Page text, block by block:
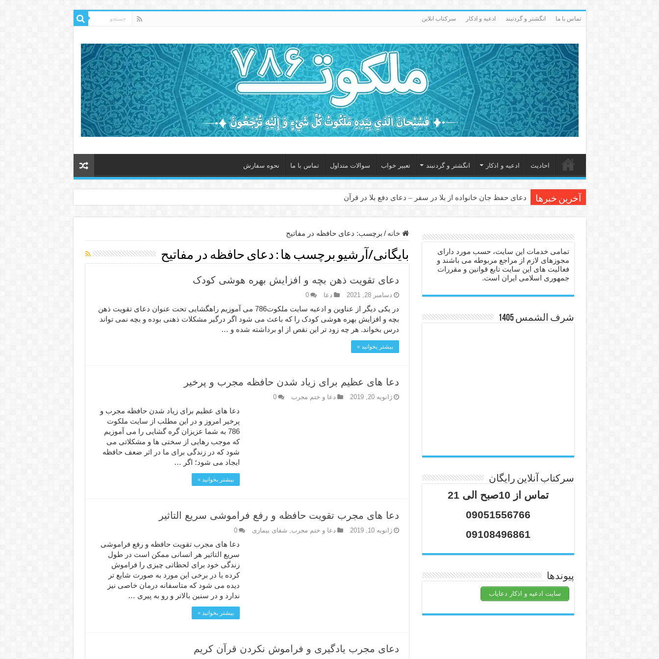
تماس با ما انگشتر و گردنبند ادعيه و اذكار سرکتاب انلاین
احاديث ادعيه و اذكار انگشتر و گردنبند تعبیر خواب سوالات متداول تماس با ما نحوه سفارش
آخرین خبرها دعای حفظ جان خانواده از بلا در سفر – دعای دفع بلا در قرآن
دعا برای عاشق شدن طرف مقابل – عاشق کردن طرف مقابل از راه دور
دعای حفظ جان عزیزان از بلا در سفر – دعا برای رفع حوادث بد روزانه
انواع ذکرهای الهی و خواص آن – مجرب ترین ذکرها برای برآوردن حاجات
دعای روزی و رفع فقر – دعای مجرب برای گشایش مالی و برکت در کار
دعای قوی برای حاجات دنیا و آخرت – حاجت روایی و رفع مشکلات
ختم سوره تکاثر برای جذب ثروت – خواص و برکات سوره تکاثر
دعا قدرت و توانمندی – دعا برای افزایش انرژی بدن و قدرت بازو
دعای ابودردا برای در امان ماندن از بلا – دعای ایمنی از سوختن
خانه / برچسب: دعای حافظه در مفاتیح
بایگانی/آرشیو برچسب ها : دعای حافظه در مفاتیح
دعای تقویت ذهن بچه و افزایش بهره هوشی کودک
دسامبر 28, 2021 دعا 0
در یکی دیگر از عناوین و ادعیه سایت ملکوت786 می آموزیم راهگشایی تحت عنوان دعای تقویت ذهن
بچه و افزایش بهره هوشی کودک را که باعث می شود اگر درگیر مشکلات ذهنی بوده و بچه نمی تواند
درس بخواند. هر چه زود تر این نقص از او برداشته شده و …
بیشتر بخوانید »
دعا های عظیم برای زیاد شدن حافظه مجرب و پرخیر
ژانویه 20, 2019 دعا و ختم مجرب 0
دعا های عظیم برای زیاد شدن حافظه مجرب و
پرخیر امروز و در این مطلب از سایت ملکوت
786 به شما عزیزان گره گشایی را می آموزیم
که موجب رهایی از سختی ها و مشکلاتی می
شود که در زندگی برای ما در اثر ضعف حافظه
ایجاد می شود؛ اگر …
بیشتر بخوانید »
دعا های مجرب تقویت حافظه و رفع فراموشی سریع التاثیر
ژانویه 10, 2019 دعا و ختم مجرب شفای بیماری 0
دعا های مجرب تقویت حافظه و رفع فراموشی
سریع التاثیر هر انسانی ممکن است در طول
زندگی خود برای لحظاتی چیزی را فراموش
کرده یا در برخی این مورد به صورت شایع تر
دیده می شود که متاسفانه درمان خاصی نیز
ندارد و در سنین بالاتر و رو به پیری …
بیشتر بخوانید »
دعای مجرب یادگیری و فراموش نکردن قرآن کریم
تمامی خدمات این سایت، حسب مورد دارای
مجوزهای لازم از مراجع مربوطه می باشند و
فعالیت های این سایت تابع قوانین و مقررات
جمهوری اسلامی ایران است.
شرف الشمس 1405
سرکتاب آنلاین رایگان
تماس از 10صبح الی 21
09051556766
09108496861
پیوندها
سایت ادعیه و اذکار دعایاب